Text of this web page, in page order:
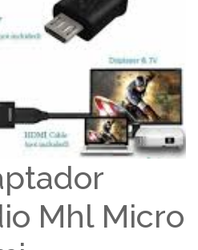
Mhl Micro